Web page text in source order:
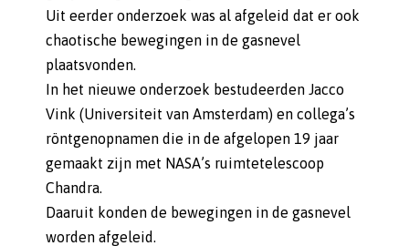
Uit eerder onderzoek was al afgeleid dat er ook
chaotische bewegingen in de gasnevel
plaatsvonden.
In het nieuwe onderzoek bestudeerden Jacco
Vink (Universiteit van Amsterdam) en collega’s
röntgenopnamen die in de afgelopen 19 jaar
gemaakt zijn met NASA’s ruimtetelescoop
Chandra.
Daaruit konden de bewegingen in de gasnevel
worden afgeleid.